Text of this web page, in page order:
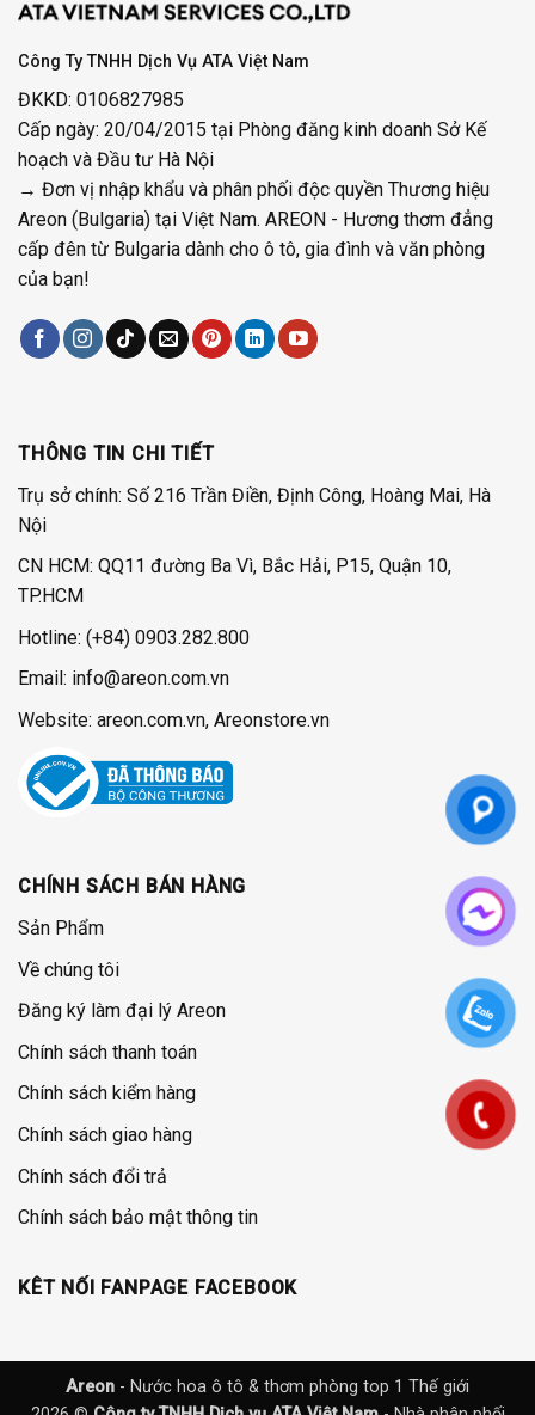
Công Ty TNHH Dịch Vụ ATA Việt Nam
ĐKKD: 0106827985
Cấp ngày: 20/04/2015 tại Phòng đăng kinh doanh Sở Kế
hoạch và Đầu tư Hà Nội
→ Đơn vị nhập khẩu và phân phối độc quyền Thương hiệu
Areon (Bulgaria) tại Việt Nam. AREON - Hương thơm đẳng
cấp đên từ Bulgaria dành cho ô tô, gia đình và văn phòng
của bạn!
THÔNG TIN CHI TIẾT
Trụ sở chính: Số 216 Trần Điền, Định Công, Hoàng Mai, Hà
Nội
CN HCM: QQ11 đường Ba Vì, Bắc Hải, P15, Quận 10,
TP.HCM
Hotline: (+84) 0903.282.800
Email: info@areon.com.vn
Website: areon.com.vn, Areonstore.vn
CHÍNH SÁCH BÁN HÀNG
Sản Phẩm
Về chúng tôi
Đăng ký làm đại lý Areon
Chính sách thanh toán
Chính sách kiểm hàng
Chính sách giao hàng
Chính sách đổi trả
Chính sách bảo mật thông tin
KÊT NỐI FANPAGE FACEBOOK
Areon - Nước hoa ô tô & thơm phòng top 1 Thế giới